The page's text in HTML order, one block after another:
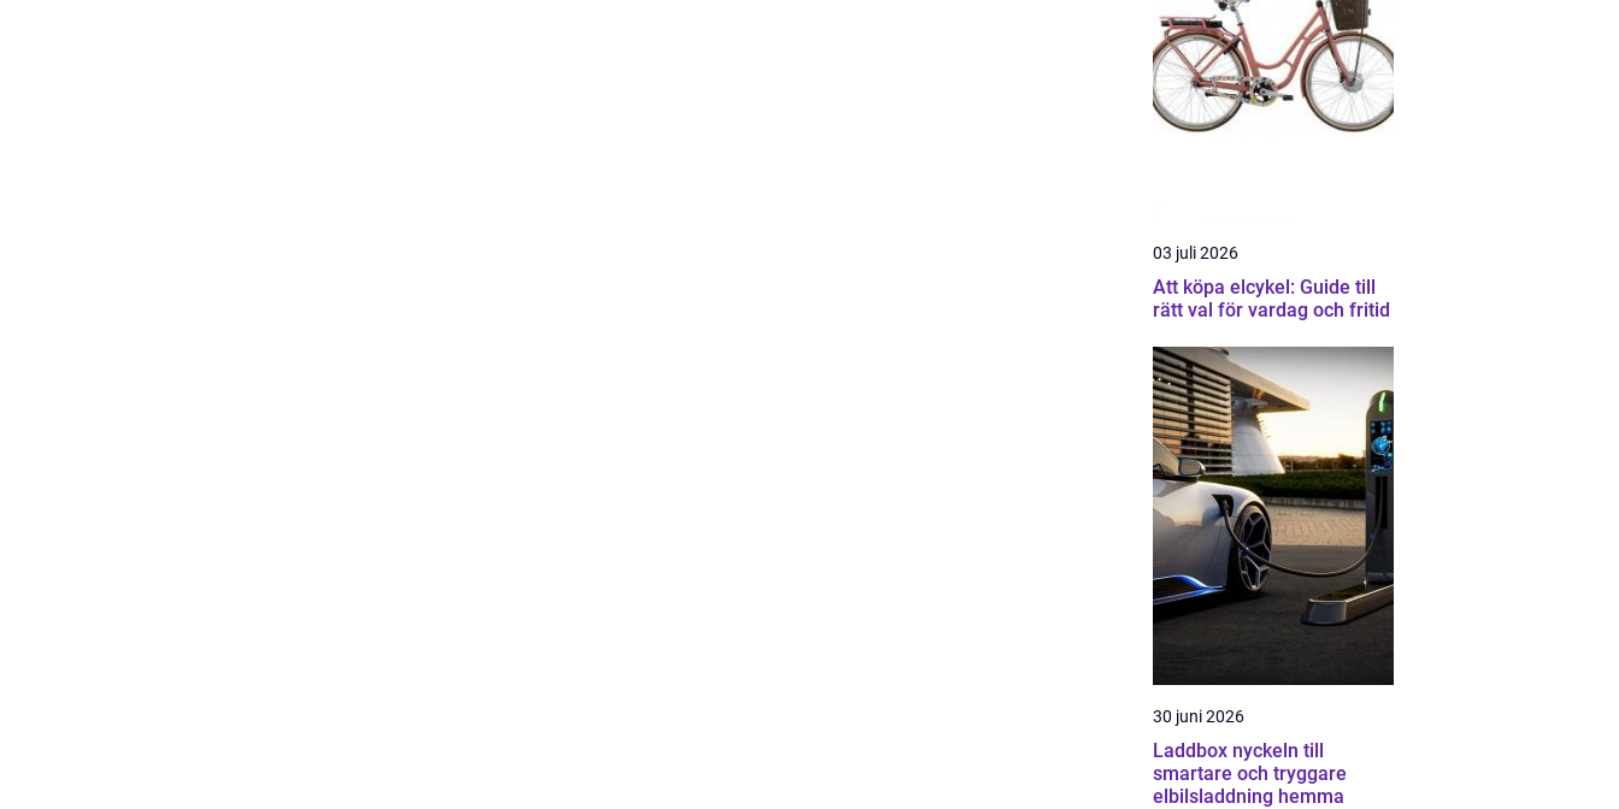
03 juli 2026
Att köpa elcykel: Guide till
rätt val för vardag och fritid
30 juni 2026
Laddbox nyckeln till
smartare och tryggare
elbilsladdning hemma